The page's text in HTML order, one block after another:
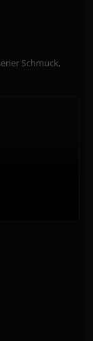
Schmuck,